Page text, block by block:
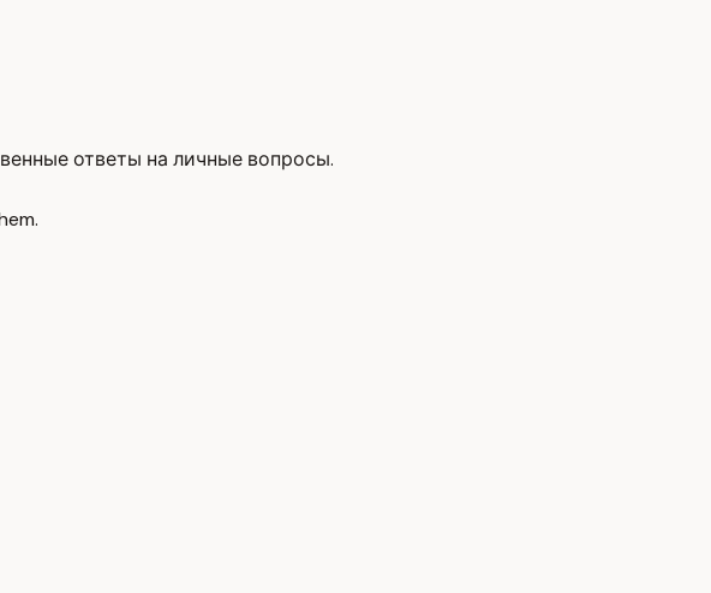
ответы на личные вопросы.